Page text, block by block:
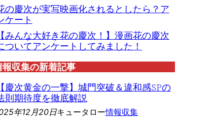
の慶次が実写映画化されるとしたら？ア
ケート
【みんな大好き花の慶次！】漫画花の慶次
ついてアンケートしてみました！
報収集の新着記事
【慶次黄金の一撃】城門突破＆違和感SPの
則期待度を徹底解説
年12月20日キュータロー情報収集